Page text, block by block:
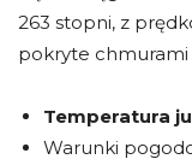
263 stopni, z
pokryte chmurami
Temperatura
Warunki